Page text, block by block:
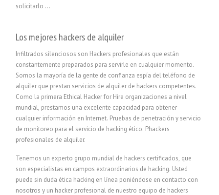
solicitarlo ...
Los mejores hackers de alquiler
Infiltrados silenciosos son Hackers profesionales que están
constantemente preparados para servirle en cualquier momento.
Somos la mayoría de la gente de confianza espía del teléfono de
alquiler que prestan servicios de alquiler de hackers competentes.
Como la primera Ethical Hacker for Hire organizaciones a nivel
mundial, prestamos una excelente capacidad para obtener
cualquier información en Internet. Pruebas de penetración y servicio
de monitoreo para el servicio de hacking ético. Phackers
profesionales de alquiler.
Tenemos un experto grupo mundial de hackers certificados, que
son especialistas en campos extraordinarios de hacking. Usted
puede sin duda ética hacking en línea poniéndose en contacto con
nosotros y un hacker profesional de nuestro equipo de hackers